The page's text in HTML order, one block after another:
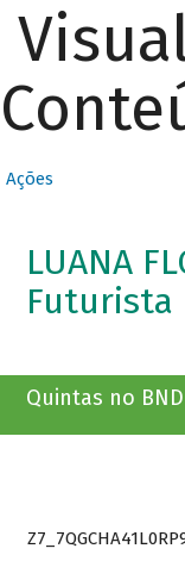
Ações
LUANA
Futurista
Quintas no